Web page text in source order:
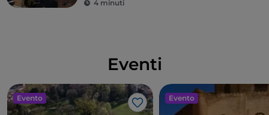
4 minuti
Eventi
Evento
Like
Evento